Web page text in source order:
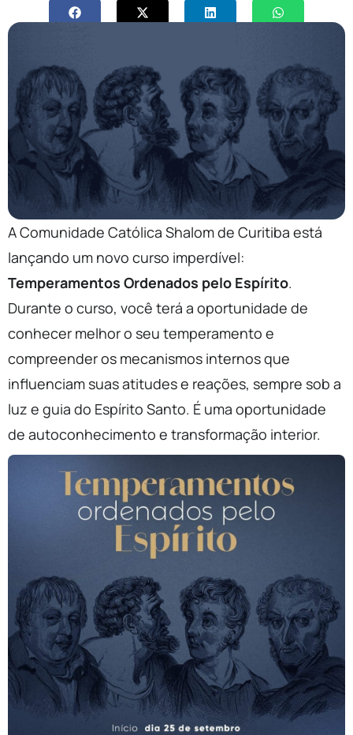
A Comunidade Católica Shalom de Curitiba está
lançando um novo curso imperdível:
Temperamentos Ordenados pelo Espírito.
Durante o curso, você terá a oportunidade de
conhecer melhor o seu temperamento e
compreender os mecanismos internos que
influenciam suas atitudes e reações, sempre sob a
luz e guia do Espírito Santo. É uma oportunidade
de autoconhecimento e transformação interior.